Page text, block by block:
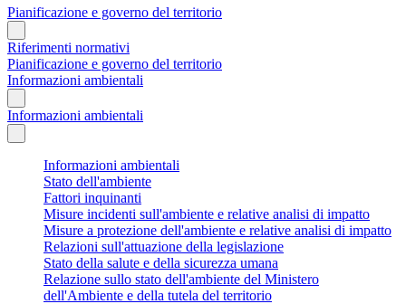
Pianificazione e governo del territorio
Riferimenti normativi
Pianificazione e governo del territorio
Informazioni ambientali
Informazioni ambientali
Informazioni ambientali
Stato dell'ambiente
Fattori inquinanti
Misure incidenti sull'ambiente e relative analisi di impatto
Misure a protezione dell'ambiente e relative analisi di impatto
Relazioni sull'attuazione della legislazione
Stato della salute e della sicurezza umana
Relazione sullo stato dell'ambiente del Ministero
dell'Ambiente e della tutela del territorio